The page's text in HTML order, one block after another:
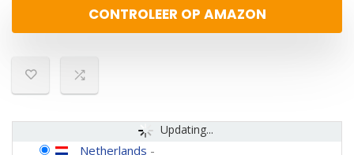
CONTROLEER OP AMAZON
Updating...
Netherlands -